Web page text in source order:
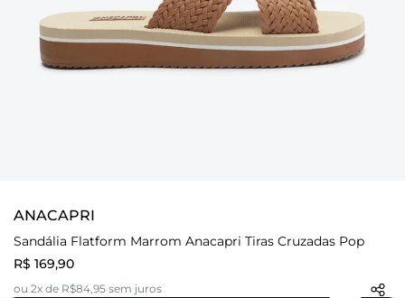
ANACAPRI
Sandália Flatform Marrom Anacapri Tiras Cruzadas Pop
R$ 169,90
ou 2x de R$84,95 sem juros